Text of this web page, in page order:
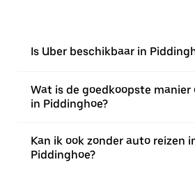
Is Uber beschikbaar in
Wat is de goedkoopste manier
in Piddinghoe?
Kan ik ook zonder auto reizen
Piddinghoe?